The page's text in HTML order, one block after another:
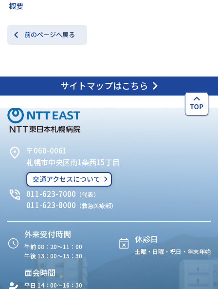
概要
前のページへ戻る
サイトマップはこちら
〒060-0061
札幌市中央区南1条西15丁目
交通アクセスについて
011-623-7000 （代表）
011-623-8000 （救急医療部）
外来受付時間
午前 08：20〜11：00
午後 13：00〜15：30
休診日
土曜・日曜・祝日・年末年始
面会時間
平日 14：00〜16：30